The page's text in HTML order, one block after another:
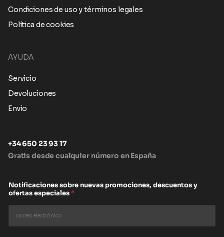
Condiciones de uso y términos legales
Política de cookies
AYUDA
Servicio
Devoluciones
Envio
+34 650 23 93 17
Gratis desde cualquier número en España
Notificaciones sobre nuevas promociones, descuentos y
ofertas especiales*